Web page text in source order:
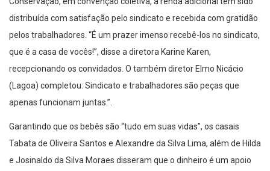
distribuída com satisfação pelo sindicato e recebida com gratidão
pelos trabalhadores. “É um prazer imenso recebê-los no sindicato,
que é a casa de vocês!”, disse a diretora Karine Karen,
recepcionando os convidados. O também diretor Elmo Nicácio
(Lagoa) completou: Sindicato e trabalhadores são peças que
apenas funcionam juntas.”.
Garantindo que os bebês são “tudo em suas vidas”, os casais
Tabata de Oliveira Santos e Alexandre da Silva Lima, além de Hilda
e Josinaldo da Silva Moraes disseram que o dinheiro é um apoio